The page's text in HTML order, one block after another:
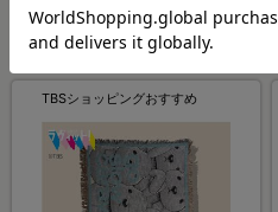
¥7,150（税込）
TBSショッピングおすすめ